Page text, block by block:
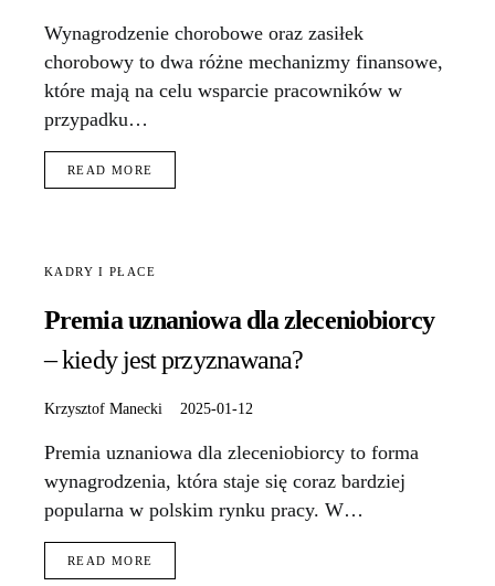
Wynagrodzenie chorobowe oraz zasiłek
chorobowy to dwa różne mechanizmy finansowe,
które mają na celu wsparcie pracowników w
przypadku…
READ MORE
KADRY I PŁACE
Premia uznaniowa dla zleceniobiorcy
– kiedy jest przyznawana?
Krzysztof Manecki 2025-01-12
Premia uznaniowa dla zleceniobiorcy to forma
wynagrodzenia, która staje się coraz bardziej
popularna w polskim rynku pracy. W…
READ MORE